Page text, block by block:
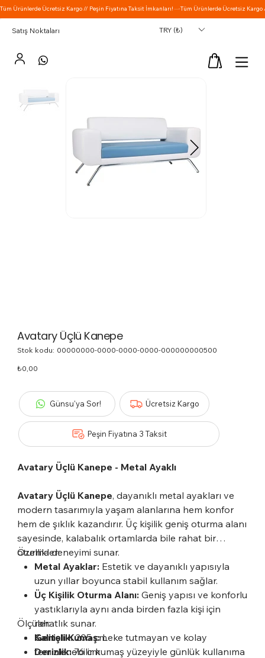
TRY (₺)
Satış Noktaları
Avatary Üçlü Kanepe
Stok kodu: Stok
00000000-0000-0000-0000-000000000500
Fiyat
₺0,00
Günsu'ya Sor!
Peşin Fiyatına 3 Taksit
Ücretsiz Kargo
Avatary Üçlü Kanepe - Metal Ayaklı
Avatary Üçlü Kanepe, dayanıklı metal ayakları ve
modern tasarımıyla yaşam alanlarına hem konfor
hem de şıklık kazandırır. Üç kişilik geniş oturma alanı
sayesinde, kalabalık ortamlarda bile rahat bir
oturma deneyimi sunar.
Özellikler:
Metal Ayaklar: Estetik ve dayanıklı yapısıyla
uzun yıllar boyunca stabil kullanım sağlar.
Üç Kişilik Oturma Alanı: Geniş yapısı ve konforlu
yastıklarıyla aynı anda birden fazla kişi için
rahatlık sunar.
Kaliteli Kumaş:Leke tutmayan ve kolay
temizlenebilir kumaş yüzeyiyle günlük kullanıma
Ölçüler:
Genişlik:205 cm
Derinlik:76 cm